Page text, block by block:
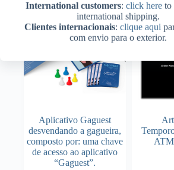
International customers: click here to
international shipping.
Clientes internacionais: clique aqui
com envio para o exterior.
Aplicativo Gaguest
desvendando a gagueira,
composto por: uma chave
de acesso ao aplicativo
“Gaguest”.